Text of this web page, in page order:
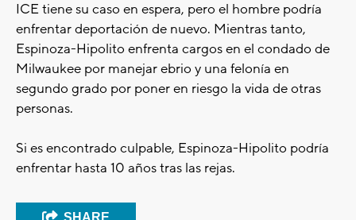
ICE tiene su caso en espera, pero el hombre podría
enfrentar deportación de nuevo. Mientras tanto,
Espinoza-Hipolito enfrenta cargos en el condado de
Milwaukee por manejar ebrio y una felonía en
segundo grado por poner en riesgo la vida de otras
personas.
Si es encontrado culpable, Espinoza-Hipolito podría
enfrentar hasta 10 años tras las rejas.
SHARE